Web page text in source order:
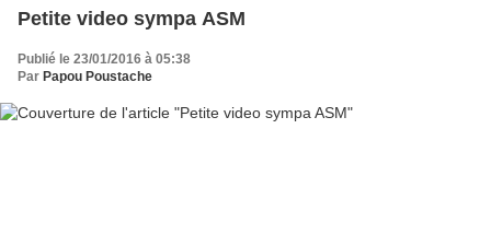
Petite video sympa ASM
Publié le 23/01/2016 à 05:38
Par Papou Poustache